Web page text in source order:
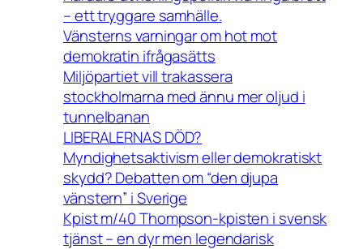
– ett tryggare samhälle.
Vänsterns varningar om hot mot
demokratin ifrågasätts
Miljöpartiet vill trakassera
stockholmarna med ännu mer oljud i
tunnelbanan
LIBERALERNAS DÖD?
Myndighetsaktivism eller demokratiskt
skydd? Debatten om “den djupa
vänstern” i Sverige
Kpist m/40 Thompson-kpisten i svensk
tjänst – en dyr men legendarisk